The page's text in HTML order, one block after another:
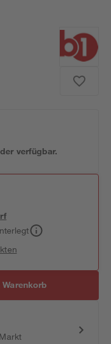
verfügbar.
Warenkorb